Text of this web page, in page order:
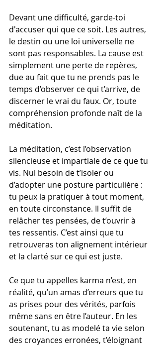
Devant une difficulté, garde-toi
d'accuser qui que ce soit. Les autres,
le destin ou une loi universelle ne
sont pas responsables. La cause est
simplement une perte de repères,
due au fait que tu ne prends pas le
temps d’observer ce qui t’arrive, de
discerner le vrai du faux. Or, toute
compréhension profonde naît de la
méditation.
La méditation, c’est l’observation
silencieuse et impartiale de ce que tu
vis. Nul besoin de t’isoler ou
d’adopter une posture particulière :
tu peux la pratiquer à tout moment,
en toute circonstance. Il suffit de
relâcher tes pensées, de t’ouvrir à
tes ressentis. C’est ainsi que tu
retrouveras ton alignement intérieur
et la clarté sur ce qui est juste.
Ce que tu appelles karma n’est, en
réalité, qu’un amas d’erreurs que tu
as prises pour des vérités, parfois
même sans en être l’auteur. En les
soutenant, tu as modelé ta vie selon
des croyances erronées, t’éloignant